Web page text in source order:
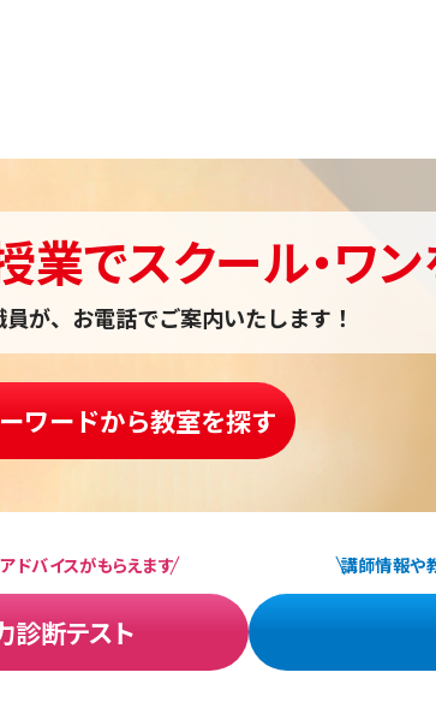
業でスクール・ワ
員が、お電話でご案内いたします！
ワードから教室を探す
ドバイスがもらえます
診断テスト
講師情報や